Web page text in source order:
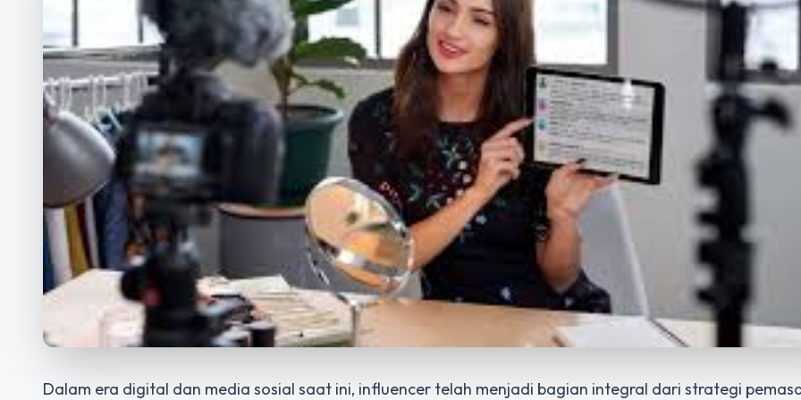
Dalam era digital dan media sosial saat ini, influencer telah menjadi bagian integral dari strategi